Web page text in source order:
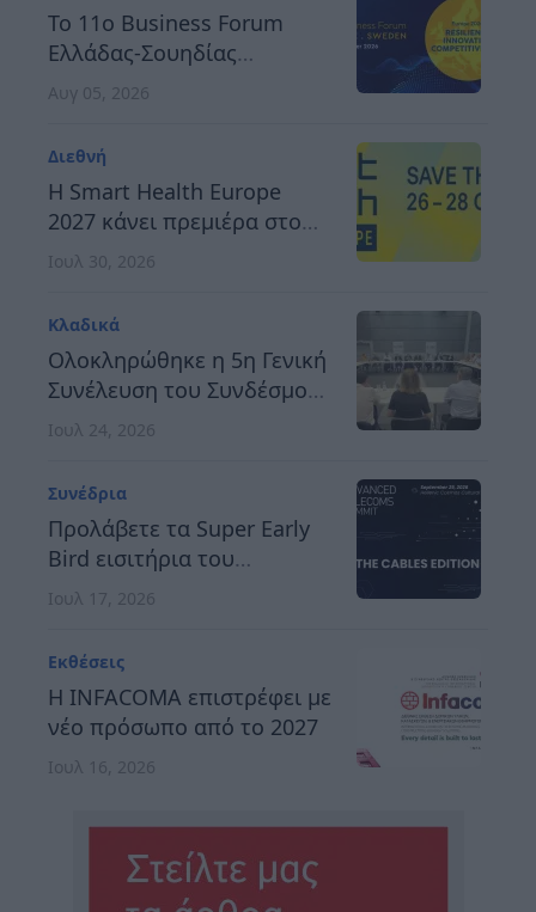
Το 11ο Business Forum
Ελλάδας-Σουηδίας
αναδεικνύει τον δρόμο
καινοτόμο και
ανταγωνιστική Ευρώπη
Αυγ 05, 2026
Διεθνή
H Smart Health Europe
2027 κάνει πρεμιέρα στο
Βερολίνο, στις 26 έως 28
Ιουλ 30, 2026
Κλαδικά
Ολοκληρώθηκε η 5η Γενική
Συνέλευση του Συνδέσμου
Οργανωτών &
Ελλάδος
Ιουλ 24, 2026
Συνέδρια
Προλάβετε τα Super Early
Bird εισιτήρια του
Advanced Telecoms
Ιουλ 17, 2026
Εκθέσεις
Η INFACOMA επιστρέφει με
νέο πρόσωπο από το 2027
Ιουλ 16, 2026
Συνέδρια
12th MedTech Conference:
Δύο χρόνια «στην